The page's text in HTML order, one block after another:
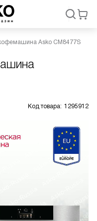
Asko CM8477S
Код товара: 1295912